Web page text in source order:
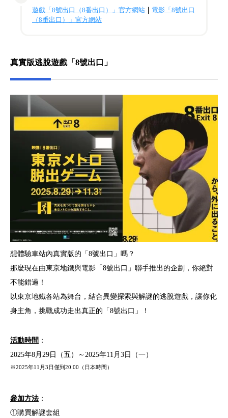
遊戲「8號出口（8番出口）」官方網站
電影「8號出口
（8番出口）」官方網站
真實版逃脫遊戲「8號出口」
想體驗車站內真實版的「8號出口」嗎？
那麼現在由東京地鐵與電影「8號出口」聯手推出的企劃，你絕對
不能錯過！
以東京地鐵各站為舞台，結合異變探索與解謎的逃脫遊戲，讓你化
身主角，挑戰成功走出真正的「8號出口」！
活動時間 ：
2025年8月29日（五）～2025年11月3日（一）
※2025年11月3日僅到20:00（日本時間）
參加方法 ：
①購買解謎套組